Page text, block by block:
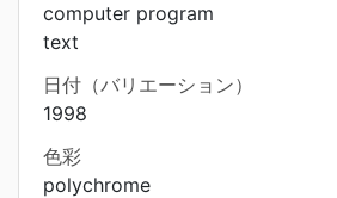
computer program
text
日付（バリエーション）
1998
色彩
polychrome